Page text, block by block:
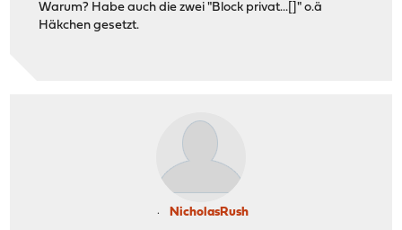
Warum? Habe auch die zwei "Block privat...[]" o.ä
Häkchen gesetzt.
NicholasRush